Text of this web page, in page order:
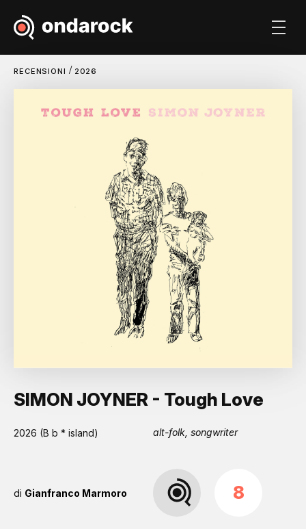
RECENSIONI / 2026
SIMON JOYNER - Tough Love
2026 (B b * island) alt-folk, songwriter
di Gianfranco Marmoro 8